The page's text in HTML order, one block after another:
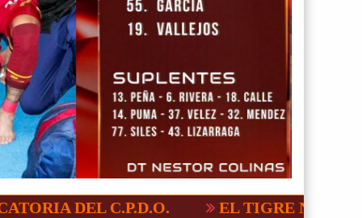
C.P.D.O. EL TIGRE NO PERDONO A